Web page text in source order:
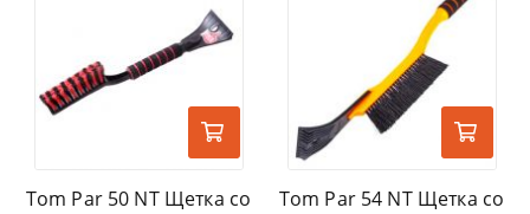
Tom Par 50 NT Щетка со
Tom Par 54 NT Щетка со